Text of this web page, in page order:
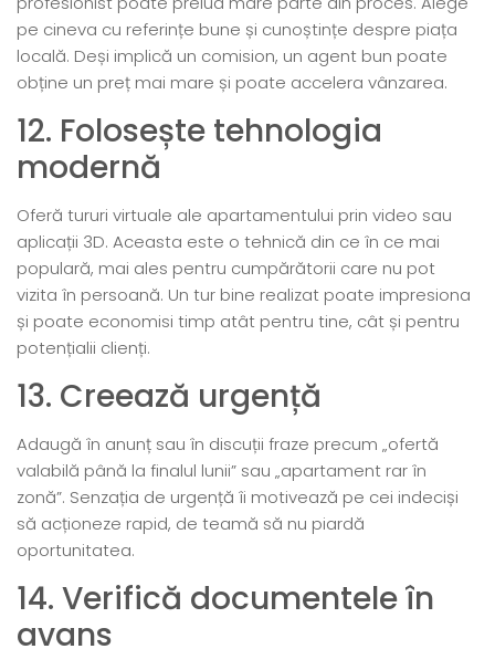
pe cineva cu referințe bune și cunoștințe despre piața
locală. Deși implică un comision, un agent bun poate
obține un preț mai mare și poate accelera vânzarea.
12. Folosește tehnologia
modernă
Oferă tururi virtuale ale apartamentului prin video sau
aplicații 3D. Aceasta este o tehnică din ce în ce mai
populară, mai ales pentru cumpărătorii care nu pot
vizita în persoană. Un tur bine realizat poate impresiona
și poate economisi timp atât pentru tine, cât și pentru
potențialii clienți.
13. Creează urgență
Adaugă în anunț sau în discuții fraze precum „ofertă
valabilă până la finalul lunii” sau „apartament rar în
zonă”. Senzația de urgență îi motivează pe cei indeciși
să acționeze rapid, de teamă să nu piardă
oportunitatea.
14. Verifică documentele în
avans